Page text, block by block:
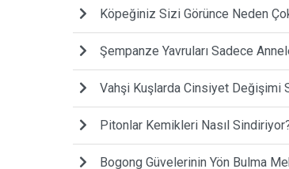
Köpeğiniz Sizi Görünce Neden
Şempanze Yavruları Sadece
Vahşi Kuşlarda Cinsiyet Değişimi
Pitonlar Kemikleri Nasıl
Bogong Güvelerinin Yön Bulma